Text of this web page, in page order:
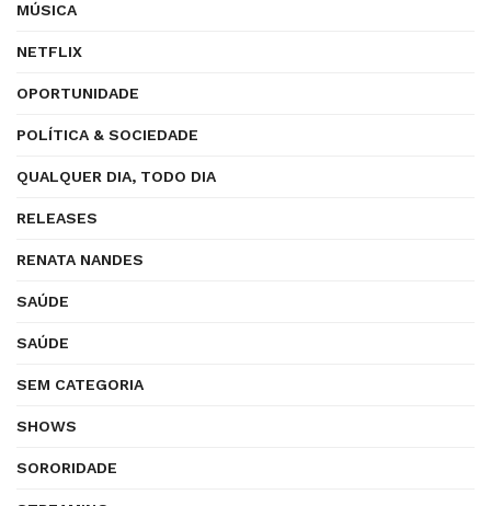
MÚSICA
NETFLIX
OPORTUNIDADE
POLÍTICA & SOCIEDADE
QUALQUER DIA, TODO DIA
RELEASES
RENATA NANDES
SAÚDE
SAÚDE
SEM CATEGORIA
SHOWS
SORORIDADE